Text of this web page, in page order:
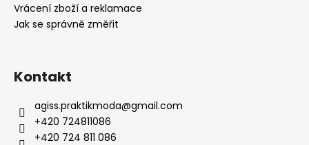
Vrácení zboží a reklamace
Jak se správně změřit
Kontakt
agiss.praktikmoda@gmail.com
+420 724811086
+420 724 811 086